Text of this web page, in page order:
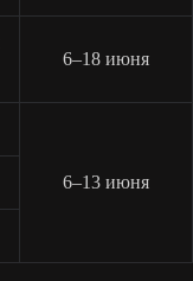
6–18 июня
6–13 июня